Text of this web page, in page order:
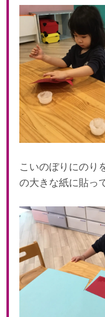
2020年 03月(19)
2020年 02月(16)
2020年 01月(19)
2019
2019年 12月(20)
2019年 11月(20)
2019年 10月(21)
2019年 09月(17)
2019年 08月(20)
2019年 06月(20)
2019年 05月(19)
2019年 03月(11)
2019年 02月(12)
2019年 01月(15)
2018
2018年 12月(12)
2018年 11月(18)
こいのぼりにのり
の大きな紙に貼っ